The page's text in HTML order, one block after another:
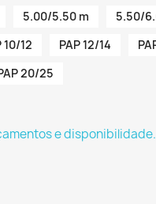
5.00/5.50 m
5.50/
10/12 PAP 12/14
20/25
e disponibilidade.